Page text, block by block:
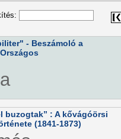
- Beszámoló a
buzogtak” : A kővágóörsi
(1841-1873)